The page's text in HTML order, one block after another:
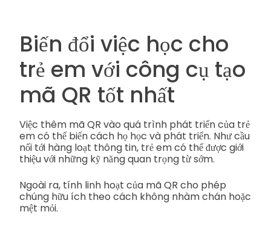
Biến đổi việc học cho
trẻ em với công cụ tạo
mã QR tốt nhất
Việc thêm mã QR vào quá trình phát triển của trẻ
em có thể biến cách họ học và phát triển. Như cầu
nối tới hàng loạt thông tin, trẻ em có thể được giới
thiệu với những kỹ năng quan trọng từ sớm.
Ngoài ra, tính linh hoạt của mã QR cho phép
chúng hữu ích theo cách không nhàm chán hoặc
mệt mỏi.